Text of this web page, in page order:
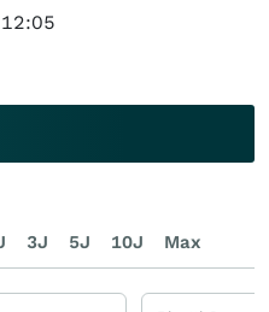
3J 5J 10J Max